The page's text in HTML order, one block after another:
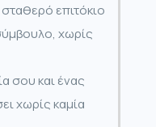
επιτόκιο
χωρίς
σου και ένας
χωρίς καμία